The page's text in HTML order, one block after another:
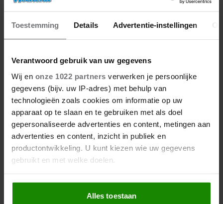
Toestemming Details Advertentie-instellingen
Verantwoord gebruik van uw gegevens
Wij en onze 1022 partners verwerken je persoonlijke
gegevens (bijv. uw IP-adres) met behulp van
technologieën zoals cookies om informatie op uw
apparaat op te slaan en te gebruiken met als doel
gepersonaliseerde advertenties en content, metingen aan
advertenties en content, inzicht in publiek en
productontwikkeling. U kunt kiezen wie uw gegevens
gebruikt en met welke doelen.
Als u het toestaat, willen we ook graag:
Informatie verzamelen over uw geografische
Alles toestaan